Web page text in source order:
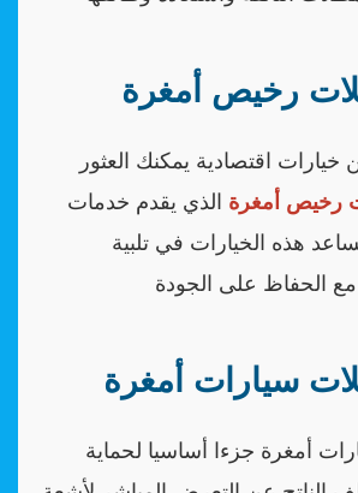
رخيص أمغرة
اقتصادية يمكنك العثور
رخيص أمغرة الذي يقدم خدمات
هذه الخيارات في تلبية
مع الحفاظ على الجودة
سيارات أمغرة
أمغرة جزءا أساسيا لحماية